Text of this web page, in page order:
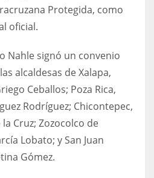
Protegida, como
oficial.
Nahle signó un convenio
alcaldesas de Xalapa,
Ceballos; Poza Rica,
Rodríguez; Chicontepec,
Cruz; Zozocolco de
Lobato; y San Juan
Gómez.